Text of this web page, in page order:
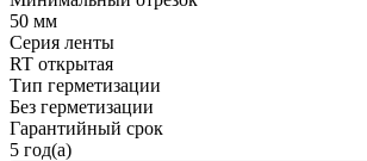
50 мм
Серия ленты
RT открытая
Тип герметизации
Без герметизации
Гарантийный срок
5 год(а)